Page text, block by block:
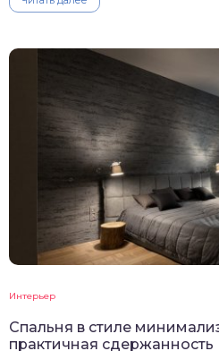
Интерьер
Спальня в стиле
практичная сдержанность